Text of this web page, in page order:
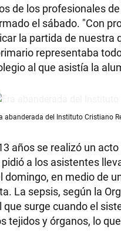
de los profesionales
el sábado. "Con
la partida de
representaba
al que asistía la
abanderada del Instituto Cristiano
años se realizó un
a los asistentes
en medio de
La sepsis, según la
surge cuando el
tejidos y órganos, lo